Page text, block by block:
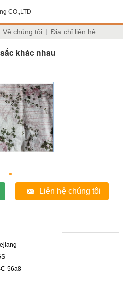
CO.,LTD
Về chúng tôi Địa chỉ liên hệ
khác nhau
Liên hệ chúng tôi
56a8